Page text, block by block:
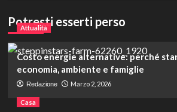
Potresti esserti perso
Attualità
Costo energie alternative: perché
economia, ambiente e famiglie
Redazione Marzo 2, 2026
Casa